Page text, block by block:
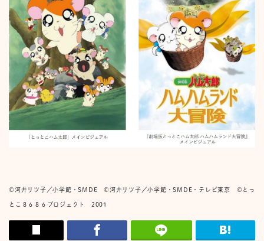
©河井リツ子／小学館・SMDE ©河井リツ子／小学館・SMDE・テレビ東京 ©とっ
とこ８６８６プロジェクト 2001